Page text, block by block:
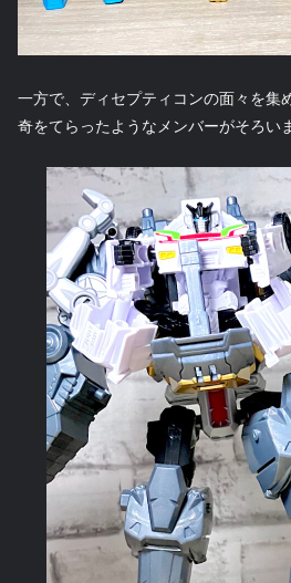
一方で、ディセプティコンの面々を集
奇をてらったようなメンバーがそろい